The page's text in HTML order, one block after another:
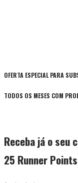
OFERTA ESPECIAL PARA
TODOS OS MESES COM
Receba já o seu
25 Runner